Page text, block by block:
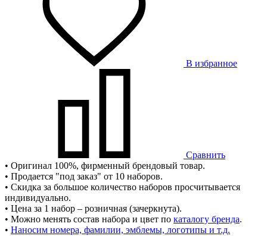
В избранное
Сравнить
• Оригинал 100%, фирменный брендовый товар.
• Продается "под заказ" от 10 наборов.
• Скидка за большое количество наборов просчитывается
индивидуально.
• Цена за 1 набор – розничная (зачеркнута).
• Можно менять состав набора и цвет по каталогу бренда.
• Наносим номера, фамилии, эмблемы, логотипы и т.д.